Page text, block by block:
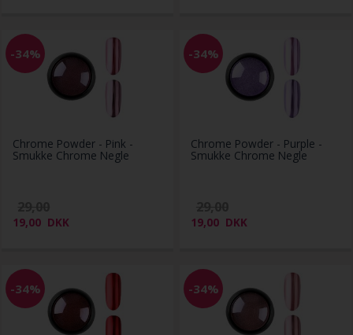
-34%
Chrome Powder - Pink -
Smukke Chrome Negle
19,00 DKK
-34%
Chrome Powder - Purple -
Smukke Chrome Negle
19,00 DKK
-34% -34%